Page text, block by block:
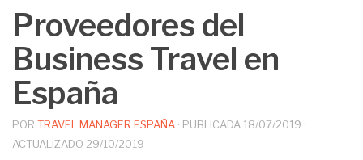
Proveedores del
Business Travel en
España
POR TRAVEL MANAGER ESPAÑA · PUBLICADA 18/07/2019 ·
ACTUALIZADO 29/10/2019